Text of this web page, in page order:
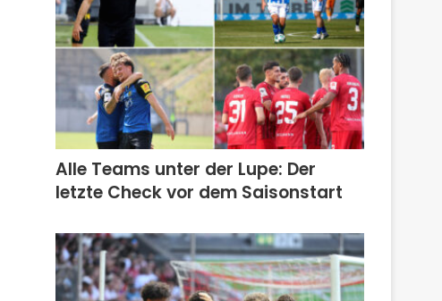
Alle Teams unter der Lupe: Der
letzte Check vor dem Saisonstart